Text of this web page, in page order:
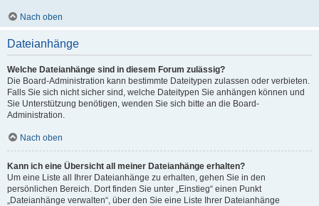
Nach oben
Dateianhänge
Welche Dateianhänge sind in diesem Forum zulässig?
Die Board-Administration kann bestimmte Dateitypen zulassen oder verbieten.
Falls Sie sich nicht sicher sind, welche Dateitypen Sie anhängen können und
Sie Unterstützung benötigen, wenden Sie sich bitte an die Board-
Administration.
Nach oben
Kann ich eine Übersicht all meiner Dateianhänge erhalten?
Um eine Liste all Ihrer Dateianhänge zu erhalten, gehen Sie in den
persönlichen Bereich. Dort finden Sie unter „Einstieg“ einen Punkt
„Dateianhänge verwalten“, über den Sie eine Liste Ihrer Dateianhänge